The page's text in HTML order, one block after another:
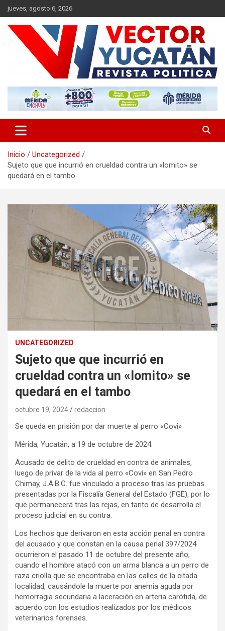
Saltar
al
contenido
jueves, agosto 6, 2026
Vector Yucatán
Inicio
Uncategorized
Sujeto que que incurrió en crueldad contra un «lomito» se
quedará en el tambo
UNCATEGORIZED
Sujeto que que incurrió en
crueldad contra un «lomito» se
quedará en el tambo
octubre 19, 2024 redaccion
Se queda en prisión por dar muerte al perro «Covi»
Mérida, Yucatán, a 19 de octubre de 2024.
Acusado de delito de crueldad en contra de animales,
luego de privar de la vida al perro «Covi» en San Pedro
Chimay, J.A.B.C. fue vinculado a proceso tras las pruebas
presentadas por la Fiscalía General del Estado (FGE), por lo
que permanecerá tras las rejas, en tanto de desarrolla el
proceso judicial en su contra.
Los hechos que derivaron en esta acción penal en contra
del acusado y que constan en la causa penal 397/2024
ocurrieron el pasado 11 de octubre del presente año,
cuando el hombre atacó con un arma blanca a un perro de
raza criolla que se encontraba en las calles de la citada
localidad, causándole la muerte por anemia aguda por
hemorragia secundaria a laceración en arteria carótida, de
acuerdo con los estudios realizados por los médicos
veterinarios forenses.